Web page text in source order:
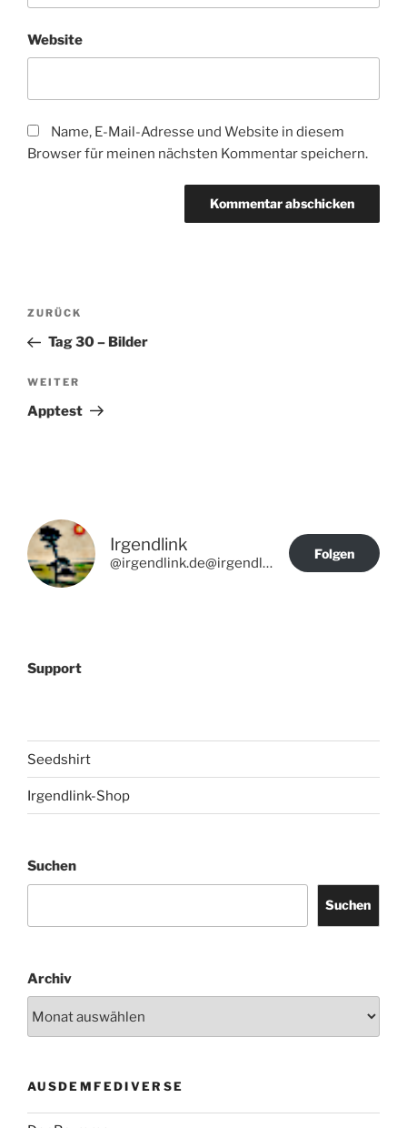
Website
Name, E-Mail-Adresse und Website in diesem
Browser für meinen nächsten Kommentar speichern.
Beitragsnavigation
Vorheriger
Beitrag
ZURÜCK
Tag 30 – Bilder
Nächster
Beitrag
WEITER
Apptest
Irgendlink
@irgendlink.de@irgendlink.de
Folgen
Support
Seedshirt
Irgendlink-Shop
Suchen
Suchen
Archiv
AUSDEMFEDIVERSE